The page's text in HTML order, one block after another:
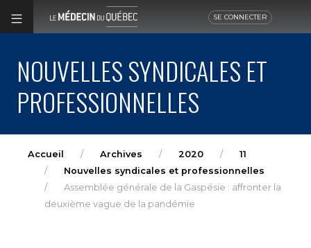
SE CONNECTER
NOUVELLES SYNDICALES ET
PROFESSIONNELLES
Accueil Archives 2020
11
Nouvelles syndicales et professionnelles
Assemblée générale de la Gaspésie : affronter la
deuxième vague de la pandémie